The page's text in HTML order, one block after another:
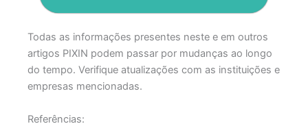
Todas as informações presentes neste e em outros
artigos PIXIN podem passar por mudanças ao longo
do tempo. Verifique atualizações com as instituições e
empresas mencionadas.
Referências: